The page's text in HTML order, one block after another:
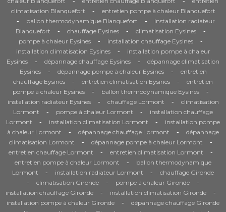
climatisation Blanquefort
- entretien pompe à chaleur Blanquefort
- ballon thermodynamique Blanquefort -
installation radiateur
Blanquefort
- chauffage Eysines - climatisation Eysines -
pompe à chaleur Eysines - installation chauffage Eysines -
installation climatisation Eysines -
installation pompe à chaleur
Eysines
- dépannage chauffage Eysines -
dépannage climatisation
Eysines
- dépannage pompe à chaleur Eysines -
entretien
chauffage Eysines
- entretien climatisation Eysines -
entretien
pompe à chaleur Eysines
- ballon thermodynamique Eysines -
installation radiateur Eysines - chauffage Lormont -
climatisation
Lormont
- pompe à chaleur Lormont -
installation chauffage
Lormont
- installation climatisation Lormont -
installation pompe
à chaleur Lormont
- dépannage chauffage Lormont -
dépannage
climatisation Lormont
- dépannage pompe à chaleur Lormont -
entretien chauffage Lormont - entretien climatisation Lormont -
entretien pompe à chaleur Lormont -
ballon thermodynamique
Lormont
- installation radiateur Lormont - chauffage Gironde
- climatisation Gironde - pompe à chaleur Gironde -
installation chauffage Gironde - installation climatisation Gironde -
installation pompe à chaleur Gironde - dépannage chauffage Gironde